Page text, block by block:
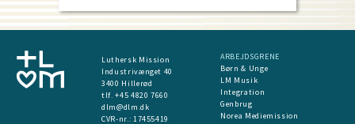
Luthersk Mission
Industrivænget 40
3400 Hillerød
tlf. +45 4820 7660
dlm@dlm.dk
CVR-nr.: 17455419
ARBEJDSGRENE
Børn & Unge
LM Musik
Integration
Genbrug
Norea Mediemission